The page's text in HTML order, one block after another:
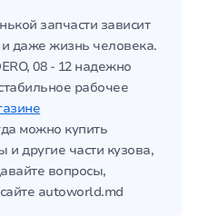
запчасти зависит
даже жизнь человека.
08 - 12 надежно
рабочее
можно купить
другие части кузова,
вопросы,
autoworld.md